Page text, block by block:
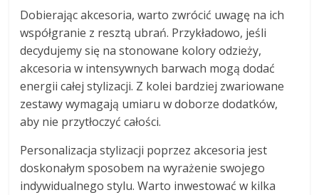
Dobierając akcesoria, warto zwrócić uwagę na ich
współgranie z resztą ubrań. Przykładowo, jeśli
decydujemy się na stonowane kolory odzieży,
akcesoria w intensywnych barwach mogą dodać
energii całej stylizacji. Z kolei bardziej zwariowane
zestawy wymagają umiaru w doborze dodatków,
aby nie przytłoczyć całości.
Personalizacja stylizacji poprzez akcesoria jest
doskonałym sposobem na wyrażenie swojego
indywidualnego stylu. Warto inwestować w kilka